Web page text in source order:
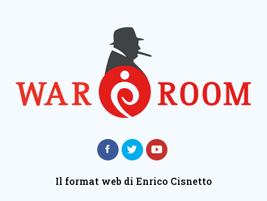
Il format web di Enrico Cisnetto